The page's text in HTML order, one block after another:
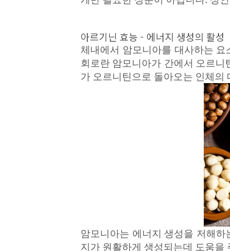
아르기닌 효능 - 에너지 생성의 활성
체내에서 암모니아를 대사하는
회로란 암모니아가 간에서 오르
가 오르니틴으로 돌아오는 인체의
암모니아는 에너지 생성을 저해
지가 원활하게 생성되는데 도움을